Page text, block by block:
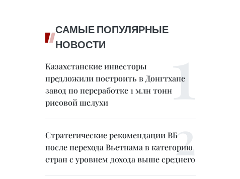
САМЫЕ ПОПУЛЯРНЫЕ
НОВОСТИ
Казахстанские инвесторы
предложили построить в Донгтхапе
завод по переработке 1 млн тонн
рисовой шелухи
Стратегические рекомендации ВБ
после перехода Вьетнама в категорию
стран с уровнем дохода выше среднего